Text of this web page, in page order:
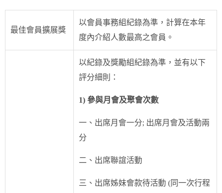
最佳會員擴展獎
以會員事務組紀錄為準，計算在本年
度內介紹人數最高之會員。
以紀錄及獎勵組紀錄為準，並有以下
評分細則：
1) 參與月會及聚會次數
一、出席月會一分; 出席月會及活動兩
分
二、出席聯誼活動
三、出席姊妹會款待活動 (同一次行程